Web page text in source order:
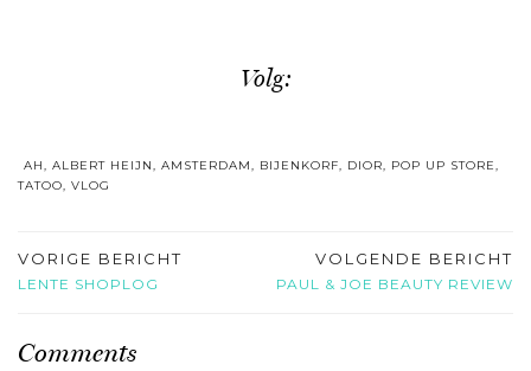
Volg:
AH, ALBERT HEIJN, AMSTERDAM, BIJENKORF, DIOR, POP UP STORE,
TATOO, VLOG
VORIGE BERICHT
LENTE SHOPLOG
VOLGENDE BERICHT
PAUL & JOE BEAUTY REVIEW
Comments